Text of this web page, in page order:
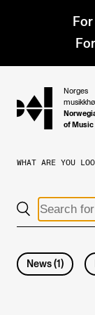
hjem
Norges
of Music
All
Graduate
WHAT ARE YOU
News (1 )